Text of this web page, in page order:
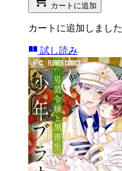
カートに追加
カートに追加しました
試し読み